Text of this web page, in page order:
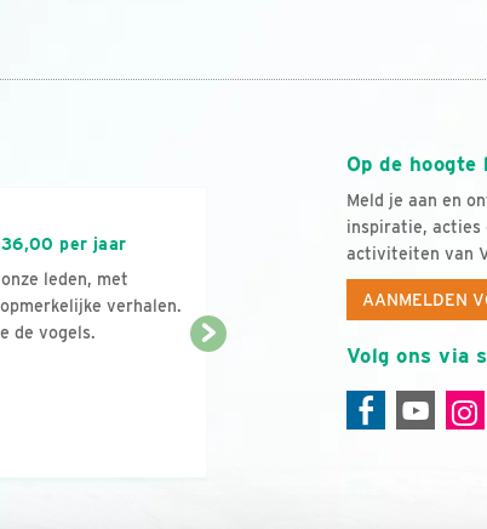
Op de
Meld je aan en
inspiratie, acties
activiteiten van
AANMELDEN
Volg ons via
per jaar
leden, met
verhalen.
de vogels.